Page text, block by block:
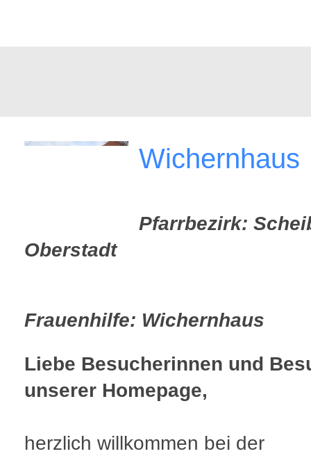
Wichernhaus
Pfarrbezirk:
Oberstadt
Frauenhilfe: Wichernhaus
Liebe Besucherinnen und
unserer Homepage,
herzlich willkommen bei der